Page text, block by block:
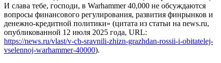
И слава тебе, господи, в Warhammer 40,000 не обсуждаются
вопросы финансового регулирования, развития финрынков и
денежно-кредитной политики» (цитата из статьи на news.ru,
опубликованной 12 июля 2025 года, URL:
https://news.ru/vlast/v-cb-sravnili-zhizn-grazhdan-rossii-i-obitatelej-
vselennoj-warhammer-40000).